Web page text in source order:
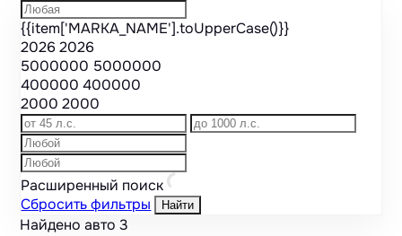
{{item['MARKA_NAME'].toUpperCase()}}
20262026
5000000 5000000
400000400000
20002000
Расширенный поиск
Сбросить фильтры
Найти
Найдено авто3